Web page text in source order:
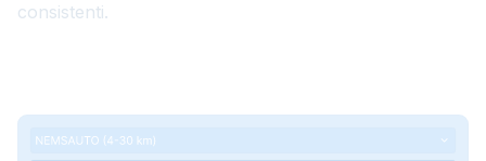
consistenti.